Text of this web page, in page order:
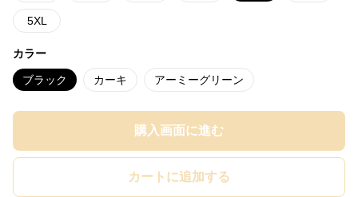
5XL
カラー
ブラック カーキ アーミーグリーン
購入画面に進む
カートに追加する